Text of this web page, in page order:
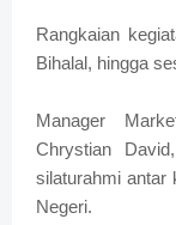
Rangkaian
Bihalal, hingga
Manager
Chrystian
silaturahmi antar
Negeri.